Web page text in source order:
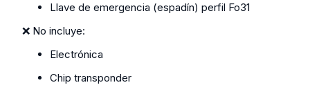
Llave de emergencia (espadín) perfil Fo31
❌ No incluye:
Electrónica
Chip transponder